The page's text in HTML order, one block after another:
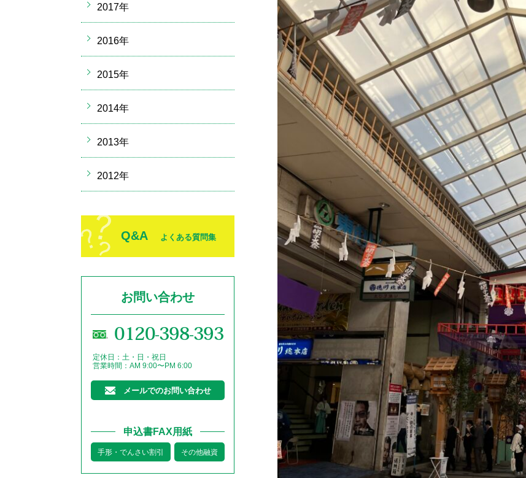
2017年
2016年
2015年
2014年
2013年
2012年
Q&A よくある質問集
お問い合わせ
0120-398-393
定休日：土・日・祝日
営業時間：AM 9:00〜PM 6:00
メールでのお問い合わせ
申込書FAX用紙
手形・でんさい割引 その他融資